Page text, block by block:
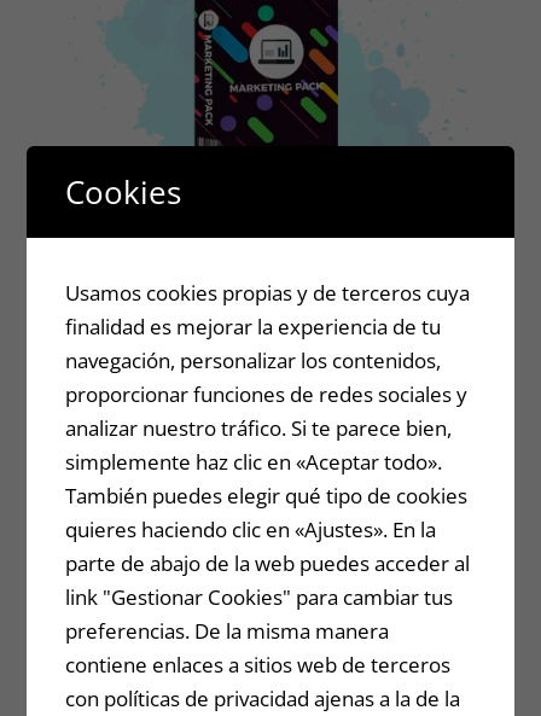
BONUS 2
Pack de imágenes de marketing
para utilizar en tus vídeos,
composiciones, páginas web o
correos electrónicos.
Precio de venta: 39.99$
Cookies
Usamos cookies propias y de terceros cuya
finalidad es mejorar la experiencia de tu
navegación, personalizar los contenidos,
proporcionar funciones de redes sociales y
analizar nuestro tráfico. Si te parece bien,
simplemente haz clic en «Aceptar todo».
También puedes elegir qué tipo de cookies
quieres haciendo clic en «Ajustes». En la
parte de abajo de la web puedes acceder al
link "Gestionar Cookies" para cambiar tus
preferencias. De la misma manera
contiene enlaces a sitios web de terceros
con políticas de privacidad ajenas a la de la